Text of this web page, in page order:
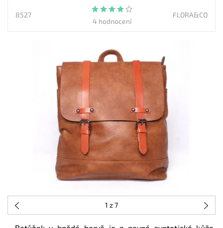
8527
4 hodnocení
FLORA&CO
1 z 7